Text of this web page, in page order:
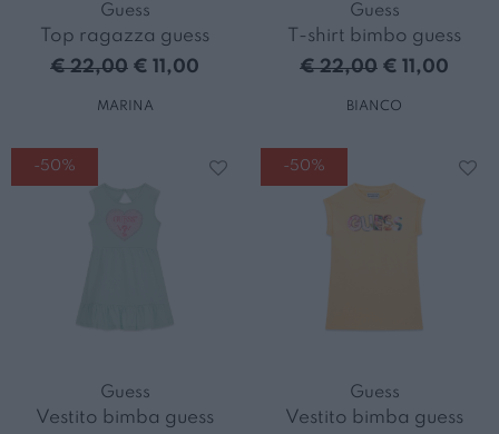
Guess
Top ragazza guess
€ 22,00 € 11,00
MARINA
Guess
T-shirt bimbo guess
€ 22,00 € 11,00
BIANCO
-50%
Guess
Vestito bimba guess
-50%
Guess
Vestito bimba guess